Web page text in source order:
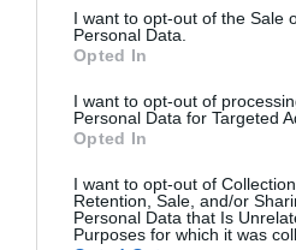
I want to opt-out of the Sale
Personal Data.
Opted In
I want to opt-out of
Personal Data for Targeted
Opted In
I want to opt-out of
Retention, Sale, and/or
Personal Data that Is
Purposes for which it was